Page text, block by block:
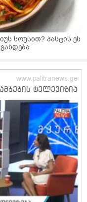
სოუსით? პასტის ეს